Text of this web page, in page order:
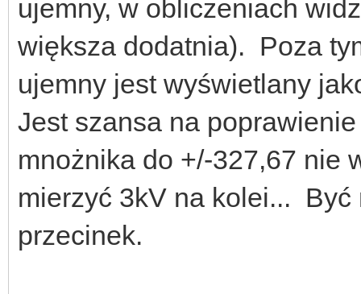
ujemny, w obliczeniach
większa dodatnia). Poza
ujemny jest wyświetlany
Jest szansa na
mnożnika do +/-327,67 nie
mierzyć 3kV na kolei... Być
przecinek.